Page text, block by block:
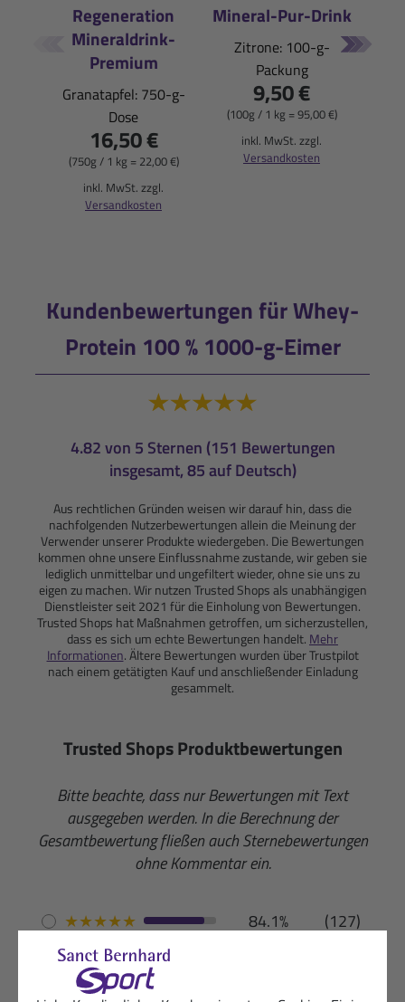
Regeneration
Mineraldrink-
Premium
Granatapfel: 750-g-
Dose
16,50 €
(750g / 1 kg = 22,00 €)
inkl. MwSt. zzgl.
Versandkosten
Mineral-Pur-Drink
Zitrone: 100-g-
Packung
9,50 €
(100g / 1 kg = 95,00 €)
inkl. MwSt. zzgl.
Versandkosten
Kundenbewertungen für Whey-
Protein 100 % 1000-g-Eimer
4.82 von 5 Sternen (151 Bewertungen
insgesamt, 85 auf Deutsch)
Aus rechtlichen Gründen weisen wir darauf hin, dass die
nachfolgenden Nutzerbewertungen allein die Meinung der
Verwender unserer Produkte wiedergeben. Die Bewertungen
kommen ohne unsere Einflussnahme zustande, wir geben sie
lediglich unmittelbar und ungefiltert wieder, ohne sie uns zu
eigen zu machen. Wir nutzen Trusted Shops als unabhängigen
Dienstleister seit 2021 für die Einholung von Bewertungen.
Trusted Shops hat Maßnahmen getroffen, um sicherzustellen,
dass es sich um echte Bewertungen handelt. Mehr
Informationen. Ältere Bewertungen wurden über Trustpilot
nach einem getätigten Kauf und anschließender Einladung
gesammelt.
Trusted Shops Produktbewertungen
Bitte beachte, dass nur Bewertungen mit Text
ausgegeben werden. In die Berechnung der
Gesamtbewertung fließen auch Sternebewertungen
ohne Kommentar ein.
★★★★★ 84.1%
(127)
★★★★☆
★★★☆☆ 2% (3)